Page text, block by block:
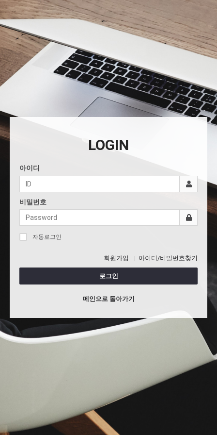
LOGIN
아이디
비밀번호
자동로그인
회원가입 아이디/비밀번호찾기
로그인
메인으로 돌아가기